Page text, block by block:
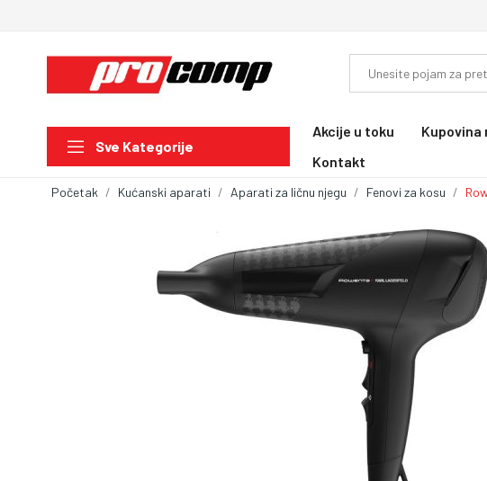
Sve Kategorije
Akcije u toku Kupovina
Kontakt
Početak Kućanski aparati Aparati za ličnu njegu Fenovi za kosu